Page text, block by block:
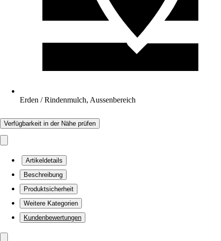
Erden / Rindenmulch, Aussenbereich
Verfügbarkeit in der Nähe prüfen
Artikeldetails
Beschreibung
Produktsicherheit
Weitere Kategorien
Kundenbewertungen